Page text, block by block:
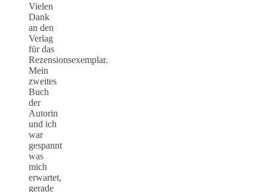
Vielen
Dank
an den
Verlag
für das
Rezensionsexemplar.
Mein
zweites
Buch
der
Autorin
und ich
war
gespannt
was
mich
erwartet,
gerade